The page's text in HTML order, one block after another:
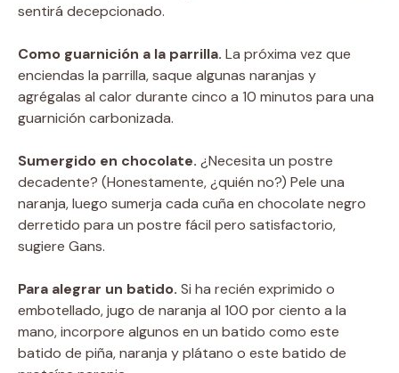
sentirá decepcionado.
Como guarnición a la parrilla. La próxima vez que
enciendas la parrilla, saque algunas naranjas y
agrégalas al calor durante cinco a 10 minutos para una
guarnición carbonizada.
Sumergido en chocolate. ¿Necesita un postre
decadente? (Honestamente, ¿quién no?) Pele una
naranja, luego sumerja cada cuña en chocolate negro
derretido para un postre fácil pero satisfactorio,
sugiere Gans.
Para alegrar un batido. Si ha recién exprimido o
embotellado, jugo de naranja al 100 por ciento a la
mano, incorpore algunos en un batido como este
batido de piña, naranja y plátano o este batido de